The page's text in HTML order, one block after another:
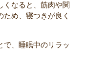
くなると、筋肉や関
め、寝つきが良く
で、睡眠中のリラッ